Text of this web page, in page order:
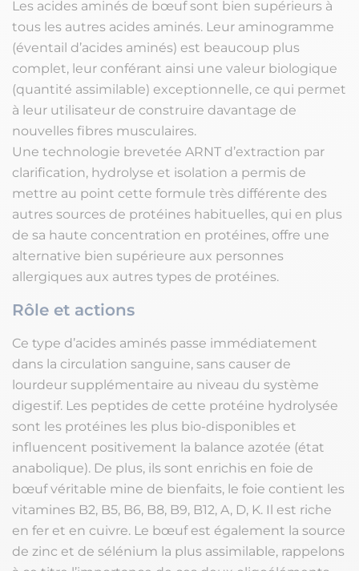
Les acides aminés de bœuf sont bien supérieurs à
tous les autres acides aminés. Leur aminogramme
(éventail d’acides aminés) est beaucoup plus
complet, leur conférant ainsi une valeur biologique
(quantité assimilable) exceptionnelle, ce qui permet
à leur utilisateur de construire davantage de
nouvelles fibres musculaires.
Une technologie brevetée ARNT d’extraction par
clarification, hydrolyse et isolation a permis de
mettre au point cette formule très différente des
autres sources de protéines habituelles, qui en plus
de sa haute concentration en protéines, offre une
alternative bien supérieure aux personnes
allergiques aux autres types de protéines.
Rôle et actions
Ce type d’acides aminés passe immédiatement
dans la circulation sanguine, sans causer de
lourdeur supplémentaire au niveau du système
digestif. Les peptides de cette protéine hydrolysée
sont les protéines les plus bio-disponibles et
influencent positivement la balance azotée (état
anabolique). De plus, ils sont enrichis en foie de
bœuf véritable mine de bienfaits, le foie contient les
vitamines B2, B5, B6, B8, B9, B12, A, D, K. Il est riche
en fer et en cuivre. Le bœuf est également la source
de zinc et de sélénium la plus assimilable, rappelons